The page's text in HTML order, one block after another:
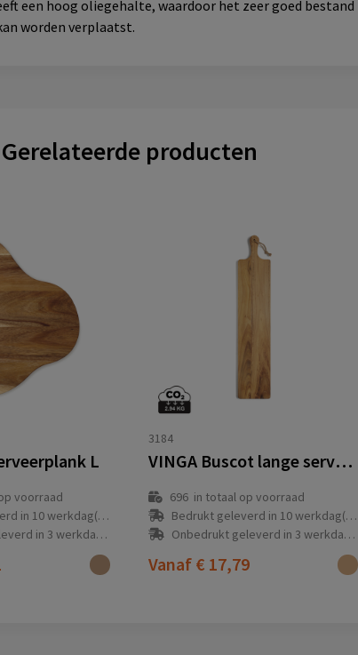
een hoog oliegehalte, waardoor het zeer goed
worden verplaatst.
Gerelateerde producten
L
voorraad
in 10 werkdag(en)
in 3 werkdag(en)
3184
VINGA Buscot lange serveerplank
696 in totaal op voorraad
Bedrukt geleverd in 10 werkdag(en)
Onbedrukt geleverd in 3 werkdag(en)
Vanaf € 17,79